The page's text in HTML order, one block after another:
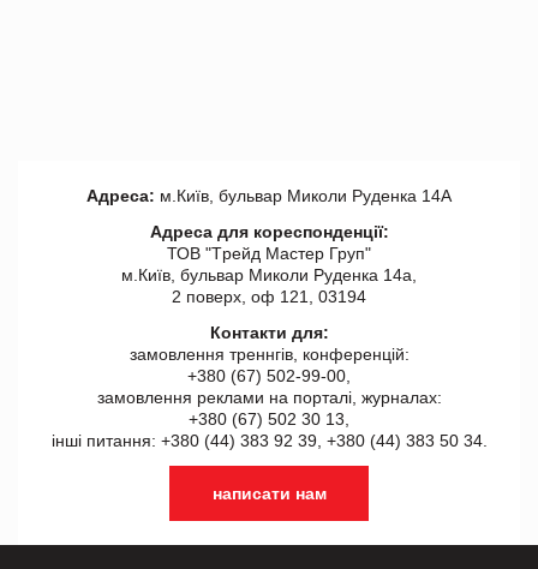
Адреса: м.Київ, бульвар Миколи Руденка 14А
Адреса для кореспонденції:
ТОВ "Tрейд Мастер Груп"
м.Київ, бульвар Миколи Руденка 14а,
2 поверх, оф 121, 03194
Контакти для:
замовлення треннгів, конференцій:
+380 (67) 502-99-00,
замовлення реклами на порталі, журналах:
+380 (67) 502 30 13,
інші питання: +380 (44) 383 92 39, +380 (44) 383 50 34.
написати нам